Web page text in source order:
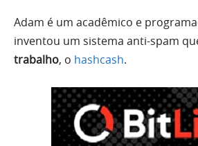
Adam é um acadêmico e
inventou um sistema anti-spam
trabalho, o hashcash.